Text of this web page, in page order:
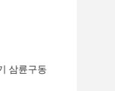
삼륜구동